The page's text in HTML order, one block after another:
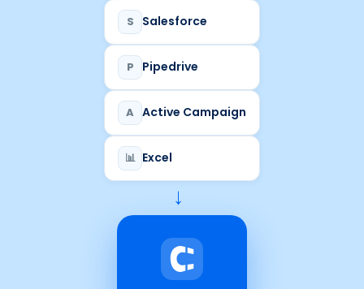
S Salesforce
P Pipedrive
A Active Campaign
📊 Excel
→